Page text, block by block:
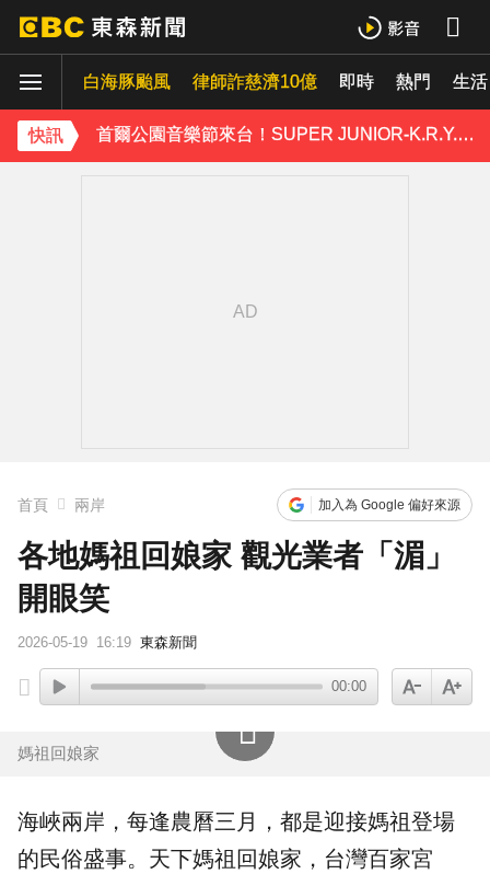
白海豚颱風 律師詐慈濟10億 即時 熱門 生活
快訊
資深男星爆離世！後輩發文哀悼 享年72歲
首爾公園音樂節來台！SUPER JUNIOR-K.R.Y.成軍20週年 破天荒高雄合體
首頁 兩岸 加入為 Google 偏好來源
各地媽祖回娘家 觀光業者「湄」
開眼笑
2026-05-19 16:19 東森新聞
00:00
媽祖回娘家
海峽兩岸，每逢農曆三月，都是迎接媽祖登場
的民俗盛事。天下媽祖回娘家 ，台灣百家宮